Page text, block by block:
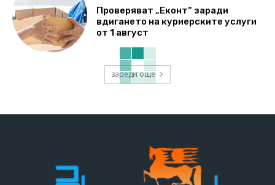
Проверяват „Еконт“ заради
вдигането на куриерските услуги
от 1 август
зареди още